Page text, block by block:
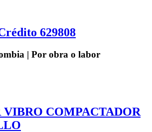
629808
| Por obra o labor
VIBRO COMPACTADOR